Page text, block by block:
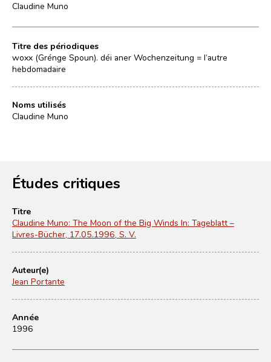
Claudine Muno
Titre des périodiques
woxx (Grénge Spoun). déi aner Wochenzeitung = l’autre
hebdomadaire
Noms utilisés
Claudine Muno
Études critiques
Titre
Claudine Muno: The Moon of the Big Winds In: Tageblatt –
Livres-Bücher, 17.05.1996, S. V.
Auteur(e)
Jean Portante
Année
1996